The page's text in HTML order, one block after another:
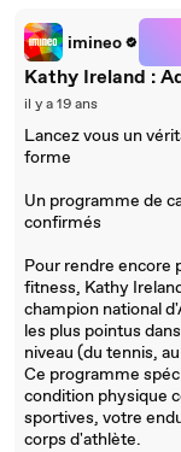
imineo
Kathy Ireland :
il y a 19 ans
Lancez vous un
forme
Un programme de
confirmés
Pour rendre encore
fitness, Kathy
champion national
les plus pointus
niveau (du tennis,
Ce programme
condition physique
sportives, votre
corps d'athlète.